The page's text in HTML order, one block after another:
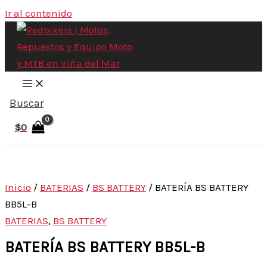
Ir al contenido
Buscar
$0
Inicio / BATERIAS / BS BATTERY / BATERÍA BS BATTERY
BB5L-B
BATERIAS, BS BATTERY
BATERÍA BS BATTERY BB5L-B